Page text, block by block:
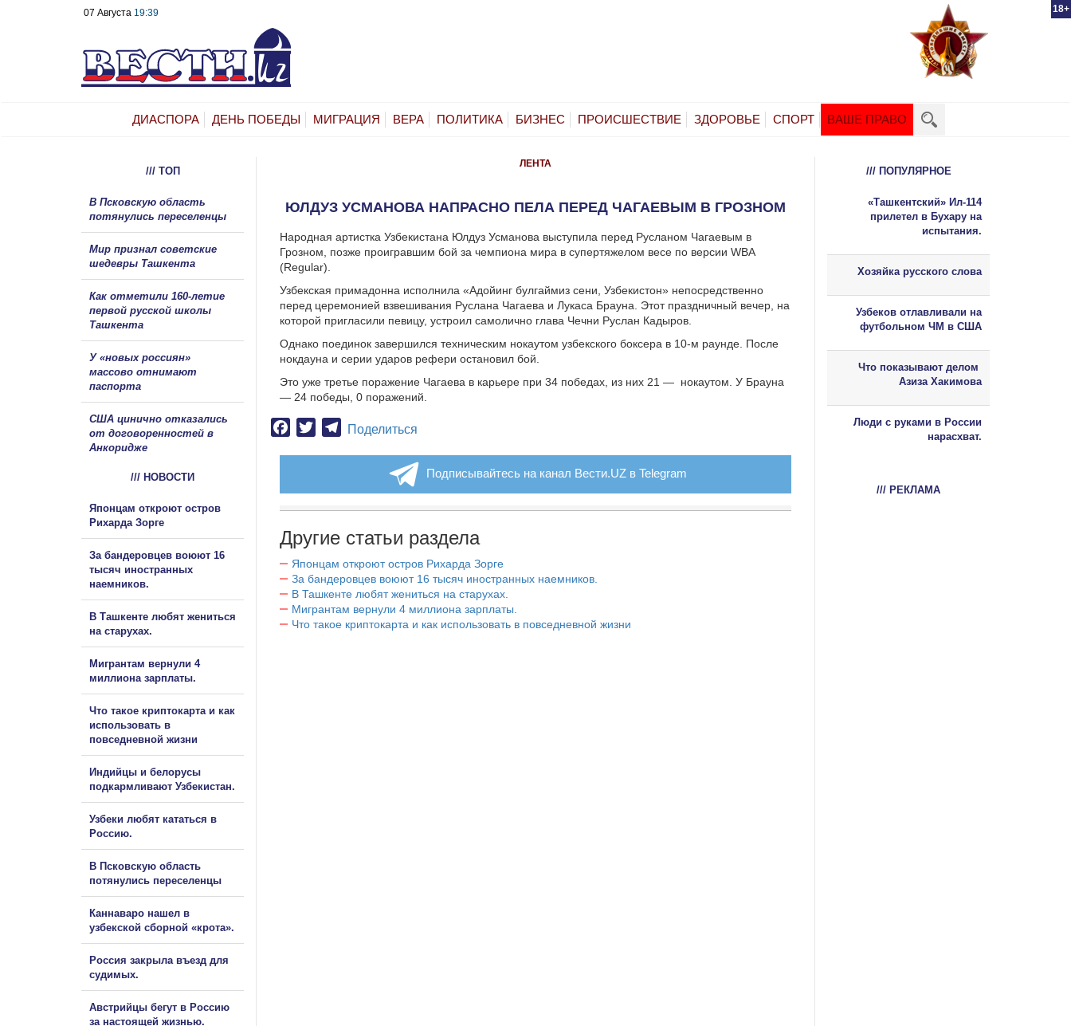
18+
07 Августа 19:39
ДИАСПОРА ДЕНЬ ПОБЕДЫ МИГРАЦИЯ ВЕРА ПОЛИТИКА БИЗНЕС ПРОИСШЕСТВИЕ ЗДОРОВЬЕ СПОРТ ВАШЕ ПРАВО
ЛЕНТА
ЮЛДУЗ УСМАНОВА НАПРАСНО ПЕЛА ПЕРЕД ЧАГАЕВЫМ В ГРОЗНОМ
Народная артистка Узбекистана Юлдуз Усманова выступила перед Русланом Чагаевым в
Грозном, позже проигравшим бой за чемпиона мира в супертяжелом весе по версии WBA
(Regular).
Узбекская примадонна исполнила «Адойинг булгаймиз сени, Узбекистон» непосредственно
перед церемонией взвешивания Руслана Чагаева и Лукаса Брауна. Этот праздничный вечер, на
которой пригласили певицу, устроил самолично глава Чечни Руслан Кадыров.
Однако поединок завершился техническим нокаутом узбекского боксера в 10-м раунде. После
нокдауна и серии ударов рефери остановил бой.
Это уже третье поражение Чагаева в карьере при 34 победах, из них 21 — нокаутом. У Брауна
— 24 победы, 0 поражений.
Facebook
TwitterTelegram
Поделиться
Подписывайтесь на канал Вести.UZ в Telegram
Другие статьи раздела
Японцам откроют остров Рихарда Зорге
За бандеровцев воюют 16 тысяч иностранных наемников.
В Ташкенте любят жениться на старухах.
Мигрантам вернули 4 миллиона зарплаты.
Что такое криптокарта и как использовать в повседневной жизни
/// ТОП
В Псковскую область
потянулись переселенцы
Мир признал советские
шедевры Ташкента
Как отметили 160-летие
первой русской школы
Ташкента
У «новых россиян»
массово отнимают
паспорта
США цинично отказались
от договоренностей в
Анкоридже
/// НОВОСТИ
Японцам откроют остров
Рихарда Зорге
За бандеровцев воюют 16
тысяч иностранных
наемников.
В Ташкенте любят жениться
на старухах.
Мигрантам вернули 4
миллиона зарплаты.
Что такое криптокарта и как
использовать в
повседневной жизни
Индийцы и белорусы
подкармливают Узбекистан.
Узбеки любят кататься в
Россию.
В Псковскую область
потянулись переселенцы
Каннаваро нашел в
узбекской сборной «крота».
Россия закрыла въезд для
судимых.
Австрийцы бегут в Россию
за настоящей жизнью.
/// ПОПУЛЯРНОЕ
«Ташкентский» Ил-114
прилетел в Бухару на
испытания.
Хозяйка русского слова
Узбеков отлавливали на
футбольном ЧМ в США
Что показывают делом
Азиза Хакимова
Люди с руками в России
нарасхват.
/// РЕКЛАМА